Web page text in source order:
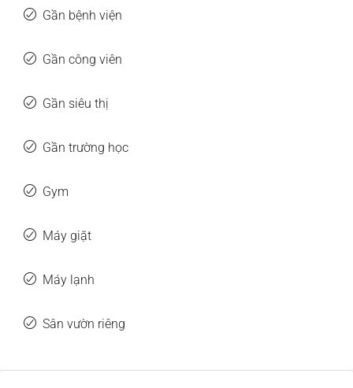
Gần bệnh viện
Gần công viên
Gần siêu thị
Gần trường học
Gym
Máy giặt
Máy lạnh
Sân vườn riêng